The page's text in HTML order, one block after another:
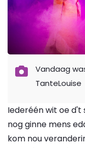
Vandaag
TanteLouise
Iederéén wit oe d't
nog ginne mens
kom nou